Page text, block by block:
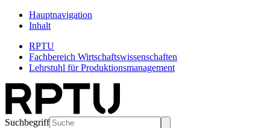
Hauptnavigation
Inhalt
RPTU
Fachbereich Wirtschaftswissenschaften
Lehrstuhl für Produktionsmanagement
Suchbegriff